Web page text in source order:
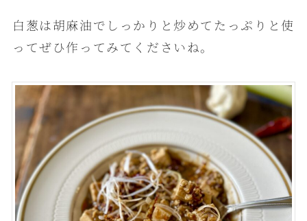
白葱は胡麻油でしっかりと炒めてたっぷりと使
ってぜひ作ってみてくださいね。